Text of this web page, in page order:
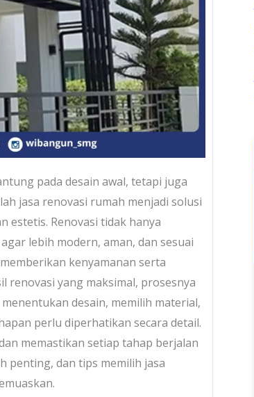
pada desain awal, tetapi juga
jasa renovasi rumah menjadi solusi
estetis. Renovasi tidak hanya
lebih modern, aman, dan sesuai
kenyamanan serta
yang maksimal, prosesnya
desain, memilih material,
perlu diperhatikan secara detail.
memastikan setiap tahap berjalan
penting, dan tips memilih jasa